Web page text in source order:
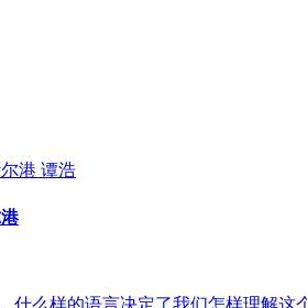
谭浩
什么样的语言决定了我们怎样理解